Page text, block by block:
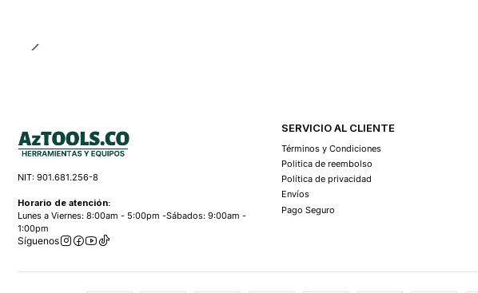
NIT: 901.681.256-8
Horario de atención:
Lunes a Viernes: 8:00am - 5:00pm -Sábados: 9:00am -
1:00pm
Síguenos
SERVICIO AL CLIENTE
Términos y Condiciones
Politica de reembolso
Política de privacidad
Envíos
Pago Seguro